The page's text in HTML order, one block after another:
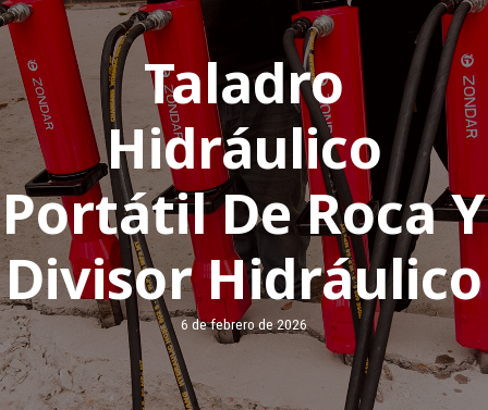
Taladro
Hidráulico
Portátil De Roca Y
Divisor Hidráulico
6 de febrero de 2026